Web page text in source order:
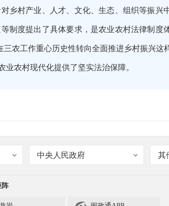
乡村产业、人才、文化、生态、组织等振兴
制度提出了具体要求，是农业农村法律制度
农工作重心历史性转向全面推进乡村振兴这
业农村现代化提供了坚实法治保障。
中央人民政府 其
阵